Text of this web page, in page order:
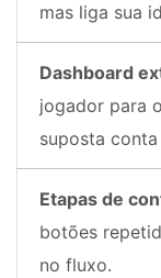
mas liga sua
Dashboard
jogador para
suposta
Etapas de
botões
no fluxo.